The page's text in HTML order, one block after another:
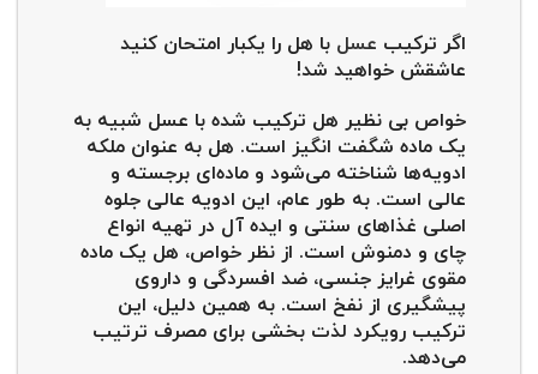
اگر ترکیب عسل با هل را یکبار امتحان کنید
عاشقش خواهید شد!
خواص بی نظیر هل ترکیب شده با عسل شبیه به
یک ماده شگفت انگیز است. هل به عنوان ملکه
ادویه‌ها شناخته می‌شود و ماده‌ای برجسته و
عالی است. به طور عام، این ادویه عالی جلوه
اصلی غذاهای سنتی و ایده آل در تهیه انواع
چای و دمنوش است. از نظر خواص، هل یک ماده
مقوی غرایز جنسی، ضد افسردگی و داروی
پیشگیری از نفخ است. به همین دلیل، این
ترکیب رویکرد لذت بخشی برای مصرف ترتیب
می‌دهد.